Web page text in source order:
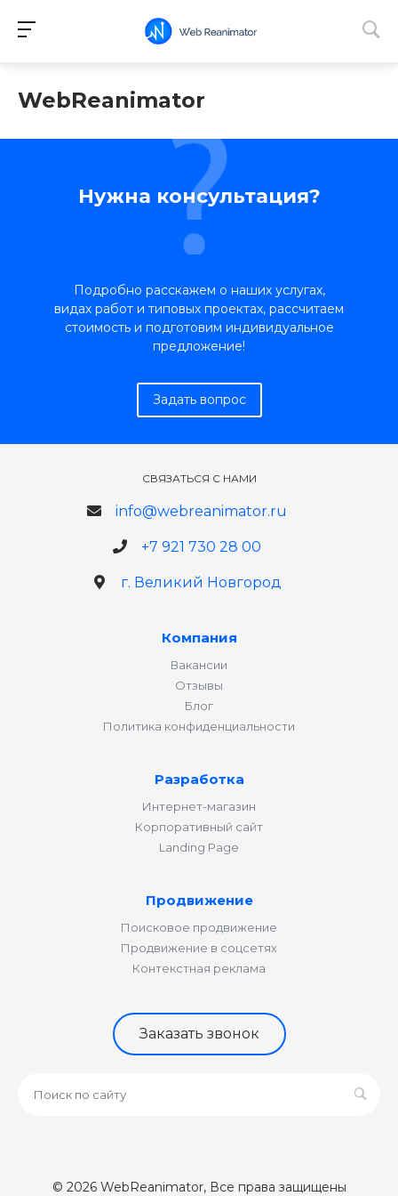
WebReanimator
Нужна консультация?
Подробно расскажем о наших услугах,
видах работ и типовых проектах, рассчитаем
стоимость и подготовим индивидуальное
предложение!
Задать вопрос
СВЯЗАТЬСЯ С НАМИ
info@webreanimator.ru
+7 921 730 28 00
г. Великий Новгород
Компания
Вакансии
Отзывы
Блог
Политика конфиденциальности
Разработка
Интернет-магазин
Корпоративный сайт
Landing Page
Продвижение
Поисковое продвижение
Продвижение в соцсетях
Контекстная реклама
Заказать звонок
© 2026 WebReanimator, Все права защищены